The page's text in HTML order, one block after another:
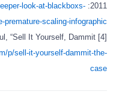
2011:
look-at-blackboxs-
premature-scaling-infographic
p/sell-it-yourself-dammit-the-
case